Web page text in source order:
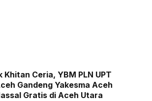
Khitan Ceria, YBM PLN UPT
Gandeng Yakesma Aceh
Gratis di Aceh Utara